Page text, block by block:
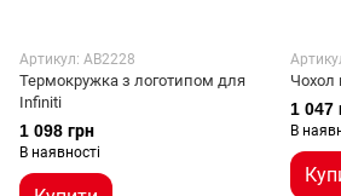
Артикул: AB2228
Термокружка з логотипом для
Infiniti
1 098 грн
В наявності
Чохол
1 047
В